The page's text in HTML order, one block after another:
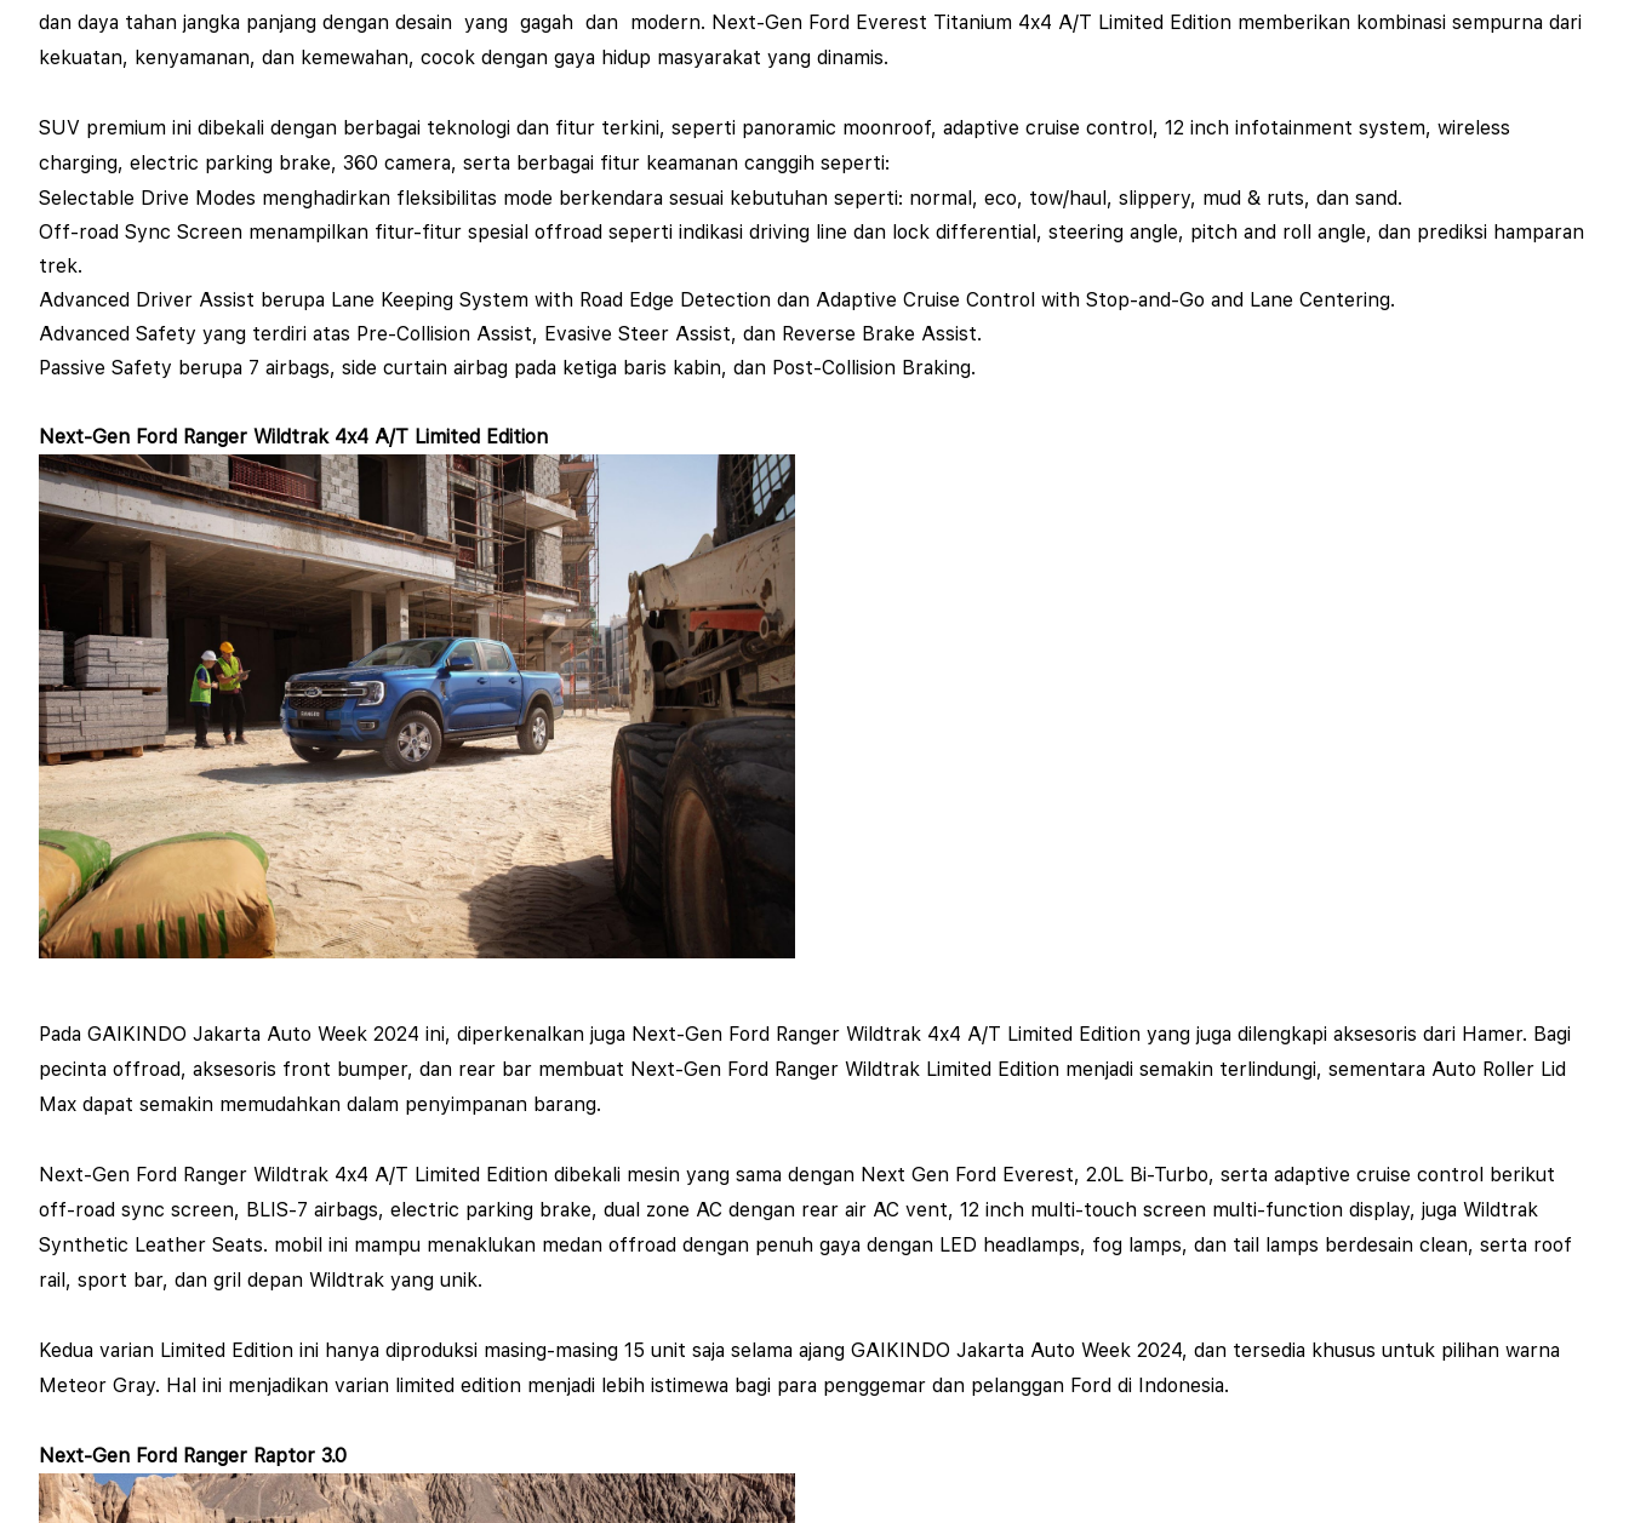
dan daya tahan jangka panjang dengan desain yang gagah dan modern. Next-Gen Ford Everest Titanium 4x4 A/T Limited Edition memberikan kombinasi sempurna dari
kekuatan, kenyamanan, dan kemewahan, cocok dengan gaya hidup masyarakat yang dinamis.
SUV premium ini dibekali dengan berbagai teknologi dan fitur terkini, seperti panoramic moonroof, adaptive cruise control, 12 inch infotainment system, wireless
charging, electric parking brake, 360 camera, serta berbagai fitur keamanan canggih seperti:
Selectable Drive Modes menghadirkan fleksibilitas mode berkendara sesuai kebutuhan seperti: normal, eco, tow/haul, slippery, mud & ruts, dan sand.
Off-road Sync Screen menampilkan fitur-fitur spesial offroad seperti indikasi driving line dan lock differential, steering angle, pitch and roll angle, dan prediksi hamparan
trek.
Advanced Driver Assist berupa Lane Keeping System with Road Edge Detection dan Adaptive Cruise Control with Stop-and-Go and Lane Centering.
Advanced Safety yang terdiri atas Pre-Collision Assist, Evasive Steer Assist, dan Reverse Brake Assist.
Passive Safety berupa 7 airbags, side curtain airbag pada ketiga baris kabin, dan Post-Collision Braking.
Next-Gen Ford Ranger Wildtrak 4x4 A/T Limited Edition
Pada GAIKINDO Jakarta Auto Week 2024 ini, diperkenalkan juga Next-Gen Ford Ranger Wildtrak 4x4 A/T Limited Edition yang juga dilengkapi aksesoris dari Hamer. Bagi
pecinta offroad, aksesoris front bumper, dan rear bar membuat Next-Gen Ford Ranger Wildtrak Limited Edition menjadi semakin terlindungi, sementara Auto Roller Lid
Max dapat semakin memudahkan dalam penyimpanan barang.
Next-Gen Ford Ranger Wildtrak 4x4 A/T Limited Edition dibekali mesin yang sama dengan Next Gen Ford Everest, 2.0L Bi-Turbo, serta adaptive cruise control berikut
off-road sync screen, BLIS-7 airbags, electric parking brake, dual zone AC dengan rear air AC vent, 12 inch multi-touch screen multi-function display, juga Wildtrak
Synthetic Leather Seats. mobil ini mampu menaklukan medan offroad dengan penuh gaya dengan LED headlamps, fog lamps, dan tail lamps berdesain clean, serta roof
rail, sport bar, dan gril depan Wildtrak yang unik.
Kedua varian Limited Edition ini hanya diproduksi masing-masing 15 unit saja selama ajang GAIKINDO Jakarta Auto Week 2024, dan tersedia khusus untuk pilihan warna
Meteor Gray. Hal ini menjadikan varian limited edition menjadi lebih istimewa bagi para penggemar dan pelanggan Ford di Indonesia.
Next-Gen Ford Ranger Raptor 3.0